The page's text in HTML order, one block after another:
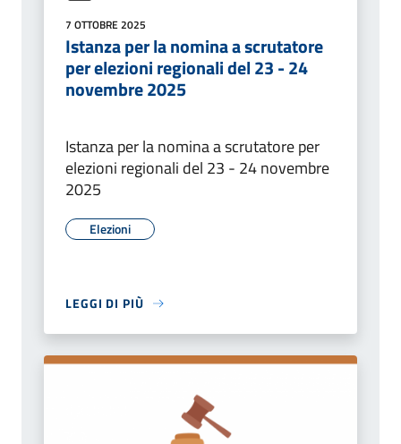
7 OTTOBRE 2025
Istanza per la nomina a scrutatore
per elezioni regionali del 23 - 24
novembre 2025
Istanza per la nomina a scrutatore per
elezioni regionali del 23 - 24 novembre
2025
Elezioni
LEGGI DI PIÙ